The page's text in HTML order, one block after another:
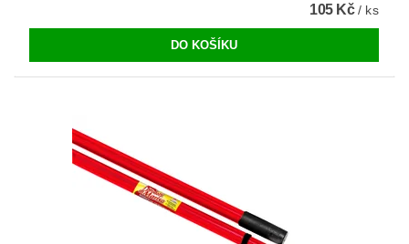
105 Kč/ ks